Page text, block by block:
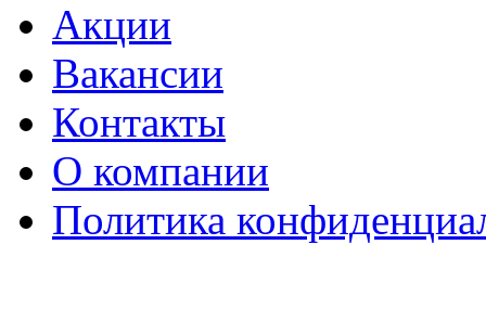
Акции
Вакансии
Контакты
О компании
Политика